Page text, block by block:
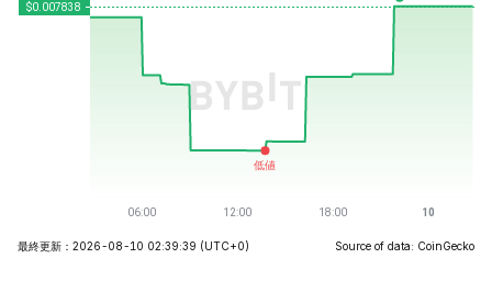
最終更新：2026-08-10 02:39:39 (UTC+0) Source of data: CoinGecko